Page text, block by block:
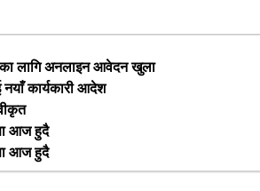
लागि अनलाइन आवेदन खुला
नयाँ कार्यकारी आदेश
आज हुदै
आज हुदै